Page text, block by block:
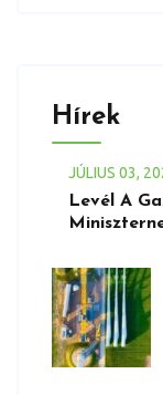
Hírek
JÚLIUS 03,
Levél A